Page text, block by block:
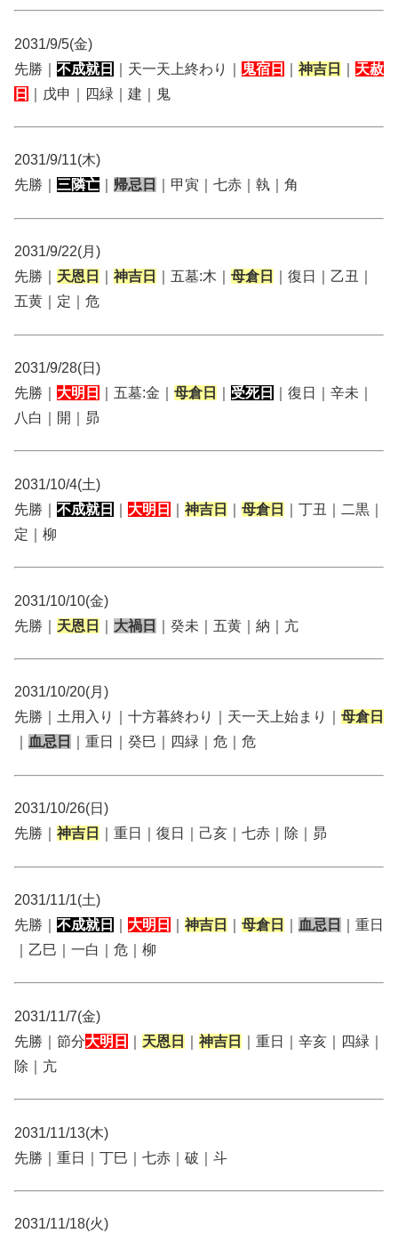
2031/9/5(金)
先勝｜ 不成就日 ｜天一天上終わり｜ 鬼宿日 神吉日
天赦
日
｜戊申｜四緑｜建｜鬼
2031/9/11(木)
先勝｜ 三隣亡 帰忌日 ｜甲寅｜七赤｜執｜角
2031/9/22(月)
先勝｜ 天恩日 神吉日 ｜五墓:木｜ 母倉日
｜復日｜乙丑｜
五黄｜定｜危
2031/9/28(日)
先勝｜ 大明日 ｜五墓:金｜ 母倉日 受死日
｜復日｜辛未｜
八白｜開｜昴
2031/10/4(土)
先勝｜ 不成就日 大明日 神吉日 母倉日
｜丁丑｜二黒｜
定｜柳
2031/10/10(金)
先勝｜ 天恩日 大禍日 ｜癸未｜五黄｜納｜亢
2031/10/20(月)
先勝｜土用入り｜十方暮終わり｜天一天上始まり｜ 母倉日
血忌日 ｜重日｜癸巳｜四緑｜危｜危
2031/10/26(日)
先勝｜ 神吉日 ｜重日｜復日｜己亥｜七赤｜除｜昴
2031/11/1(土)
先勝｜ 不成就日 大明日 神吉日 母倉日 血忌日
｜重日
｜乙巳｜一白｜危｜柳
2031/11/7(金)
先勝｜節分大明日 天恩日 神吉日
｜重日｜辛亥｜四緑｜
除｜亢
2031/11/13(木)
先勝｜重日｜丁巳｜七赤｜破｜斗
2031/11/18(火)